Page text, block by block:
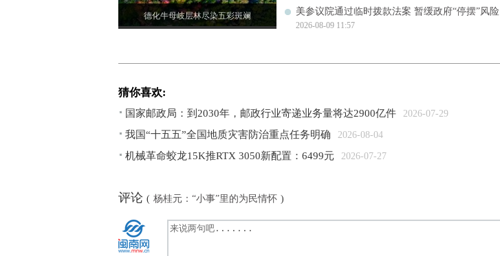
德化牛母岐层林尽染五彩斑斓 美参议院通过临时拨款法案 暂缓政府“停摆”风险
2026-08-09 11:57
猜你喜欢:
国家邮政局：到2030年，邮政行业寄递业务量将达2900亿件 2026-07-29
我国“十五五”全国地质灾害防治重点任务明确 2026-08-04
机械革命蛟龙15K推RTX 3050新配置：6499元 2026-07-27
评论 ( 杨桂元：“小事”里的为民情怀 )